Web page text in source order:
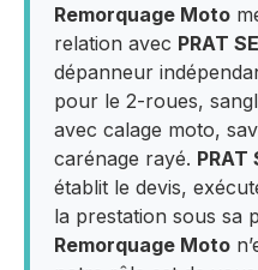
Remorquage Moto
relation avec PRAT
dépanneur
pour le 2-roues,
avec calage moto,
carénage rayé. PRAT
établit le devis,
la prestation sous sa
Remorquage Moto